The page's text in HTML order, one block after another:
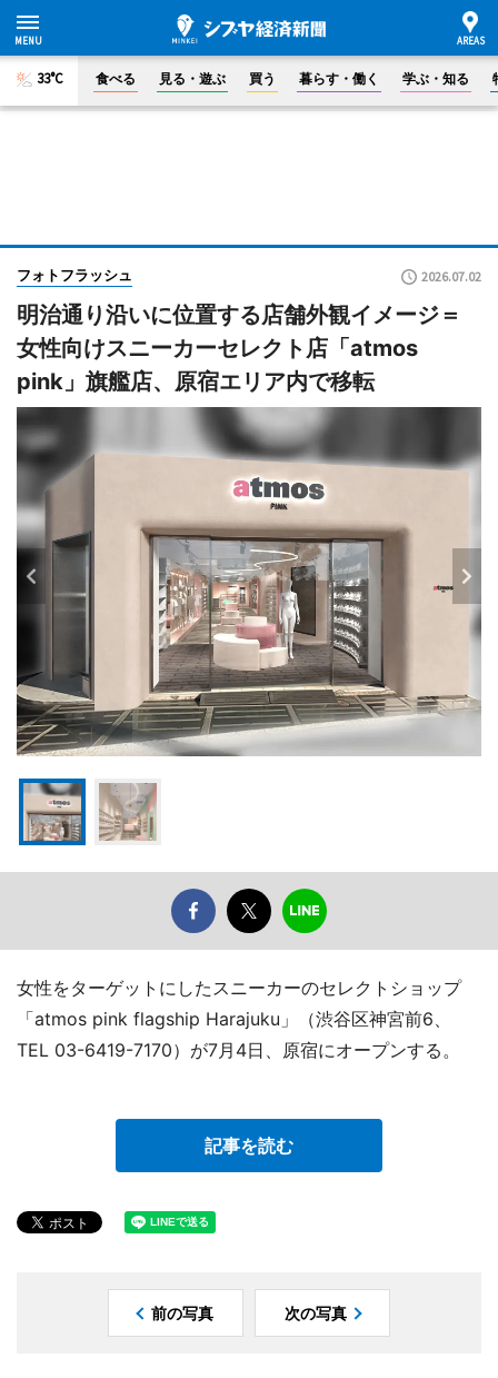
33°C 食べる 見る・遊ぶ 買う 暮らす・働く 学ぶ・知る
フォトフラッシュ 2026.07.02
明治通り沿いに位置する店舗外観イメージ＝
女性向けスニーカーセレクト店「atmos
pink」旗艦店、原宿エリア内で移転
女性をターゲットにしたスニーカーのセレクトショップ
「atmos pink flagship Harajuku」（渋谷区神宮前6、
TEL 03-6419-7170）が7月4日、原宿にオープンする。
記事を読む
前の写真 次の写真